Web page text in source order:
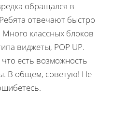
обращался в
отвечают быстро
Много классных блоков
виджеты, POP UP.
есть возможность
В общем, советую! Не